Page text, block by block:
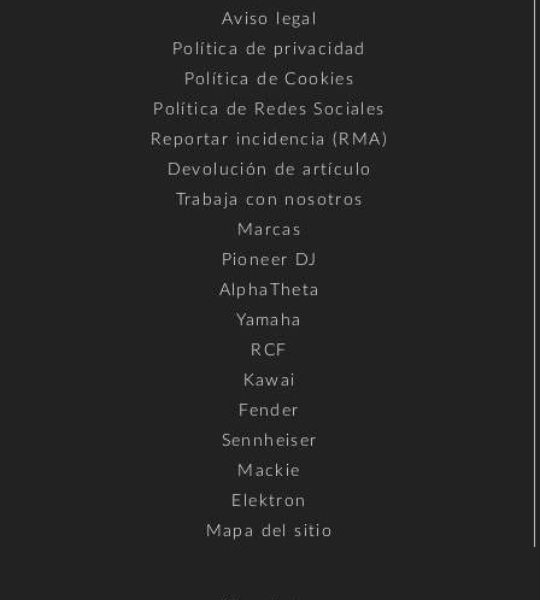
Aviso legal
Política de privacidad
Política de Cookies
Política de Redes Sociales
Reportar incidencia (RMA)
Devolución de artículo
Trabaja con nosotros
Marcas
Pioneer DJ
AlphaTheta
Yamaha
RCF
Kawai
Fender
Sennheiser
Mackie
Elektron
Mapa del sitio